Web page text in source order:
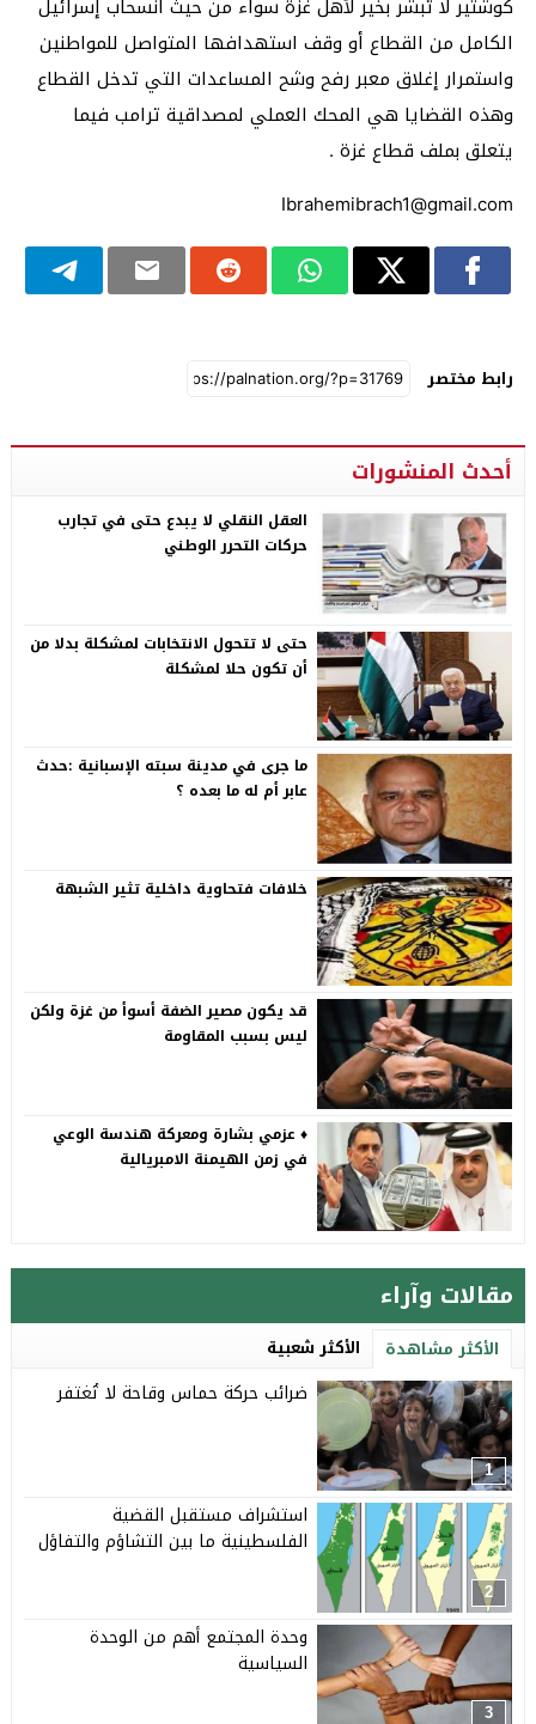
كوشتير لا تبشر بخير لأهل غزة سواء من حيث انسحاب إسرائيل
الكامل من القطاع أو وقف استهدافها المتواصل للمواطنين
واستمرار إغلاق معبر رفح وشح المساعدات التي تدخل القطاع
وهذه القضايا هي المحك العملي لمصداقية ترامب فيما
يتعلق بملف قطاع غزة .
Ibrahemibrach1@gmail.com
رابط مختصر
أحدث المنشورات
العقل النقلي لا يبدع حتى في تجارب
حركات التحرر الوطني
حتى لا تتحول الانتخابات لمشكلة بدلا من
أن تكون حلا لمشكلة
ما جرى في مدينة سبته الإسبانية :حدث
عابر أم له ما بعده ؟
خلافات فتحاوية داخلية تثير الشبهة
قد يكون مصير الضفة أسوأ من غزة ولكن
ليس بسبب المقاومة
♦️ عزمي بشارة ومعركة هندسة الوعي
في زمن الهيمنة الامبريالية
مقالات وآراء
الأكثر مشاهدة الأكثر شعبية
1
ضرائب حركة حماس وقاحة لا تُغتفر
2
استشراف مستقبل القضية
الفلسطينية ما بين التشاؤم والتفاؤل
3
وحدة المجتمع أهم من الوحدة
السياسية